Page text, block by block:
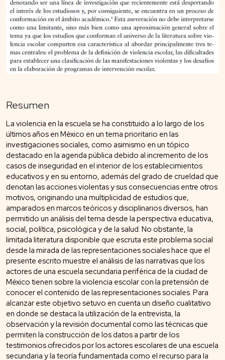
Resumen
La violencia en la escuela se ha constituido a lo largo de los
últimos años en México en un tema prioritario en las
investigaciones sociales, como asimismo en un tópico
destacado en la agenda pública debido al incremento de los
casos de inseguridad en el interior de los establecimientos
educativos y en su entorno, además del grado de crueldad que
denotan las acciones violentas y sus consecuencias entre otros
motivos, originando una multiplicidad de estudios que,
amparados en marcos teóricos y disciplinarios diversos, han
permitido un análisis del tema desde la perspectiva educativa,
social, política, psicológica y de la salud. No obstante, la
limitada literatura disponible que escruta este problema social
desde la mirada de las representaciones sociales hace que el
presente escrito muestre el análisis de las narrativas que los
actores de una escuela secundaria periférica de la ciudad de
México tienen sobre la violencia escolar con la pretensión de
conocer el contenido de las representaciones sociales. Para
alcanzar este objetivo setuvo en cuenta un diseño cualitativo
en donde se destaca la utilización de la entrevista, la
observación y la revisión documental como las técnicas que
permiten la construcción de los datos a partir de los
testimonios ofrecidos por los actores escolares de una escuela
secundaria y la teoría fundamentada como el recurso para la